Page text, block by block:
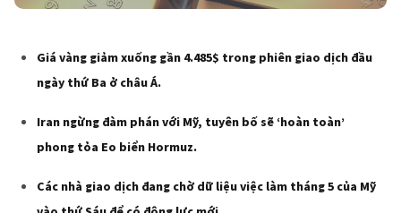
Giá vàng giảm xuống gần 4.485$ trong phiên giao dịch đầu
ngày thứ Ba ở châu Á.
Iran ngừng đàm phán với Mỹ, tuyên bố sẽ ‘hoàn toàn’
phong tỏa Eo biển Hormuz.
Các nhà giao dịch đang chờ dữ liệu việc làm tháng 5 của Mỹ